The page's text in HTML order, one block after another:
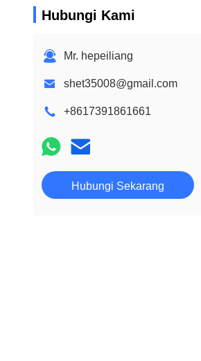
Hubungi Kami
Mr. hepeiliang
shet35008@gmail.com
+8617391861661
Hubungi Sekarang